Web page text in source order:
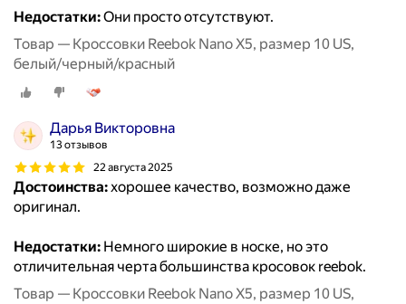
Недостатки:Они просто отсутствуют.
Товар — Кроссовки Reebok Nano X5, размер 10 US,
белый/черный/красный
Дарья Викторовна
13 отзывов
22 августа 2025
Достоинства:хорошее качество, возможно даже
оригинал.
Недостатки: Немного широкие в носке, но это
отличительная черта большинства кросовок reebok.
Товар — Кроссовки Reebok Nano X5, размер 10 US,